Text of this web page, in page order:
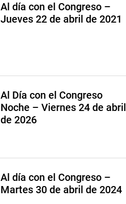
Al día con el Congreso –
Jueves 22 de abril de 2021
Al Día con el Congreso
Noche – Viernes 24 de abril
de 2026
Al día con el Congreso –
Martes 30 de abril de 2024